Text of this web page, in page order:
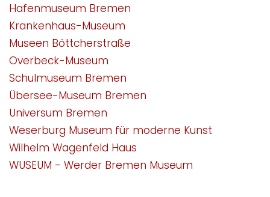
Hafenmuseum Bremen
Krankenhaus-Museum
Museen Böttcherstraße
Overbeck-Museum
Schulmuseum Bremen
Übersee-Museum Bremen
Universum Bremen
Weserburg Museum für moderne Kunst
Wilhelm Wagenfeld Haus
WUSEUM - Werder Bremen Museum